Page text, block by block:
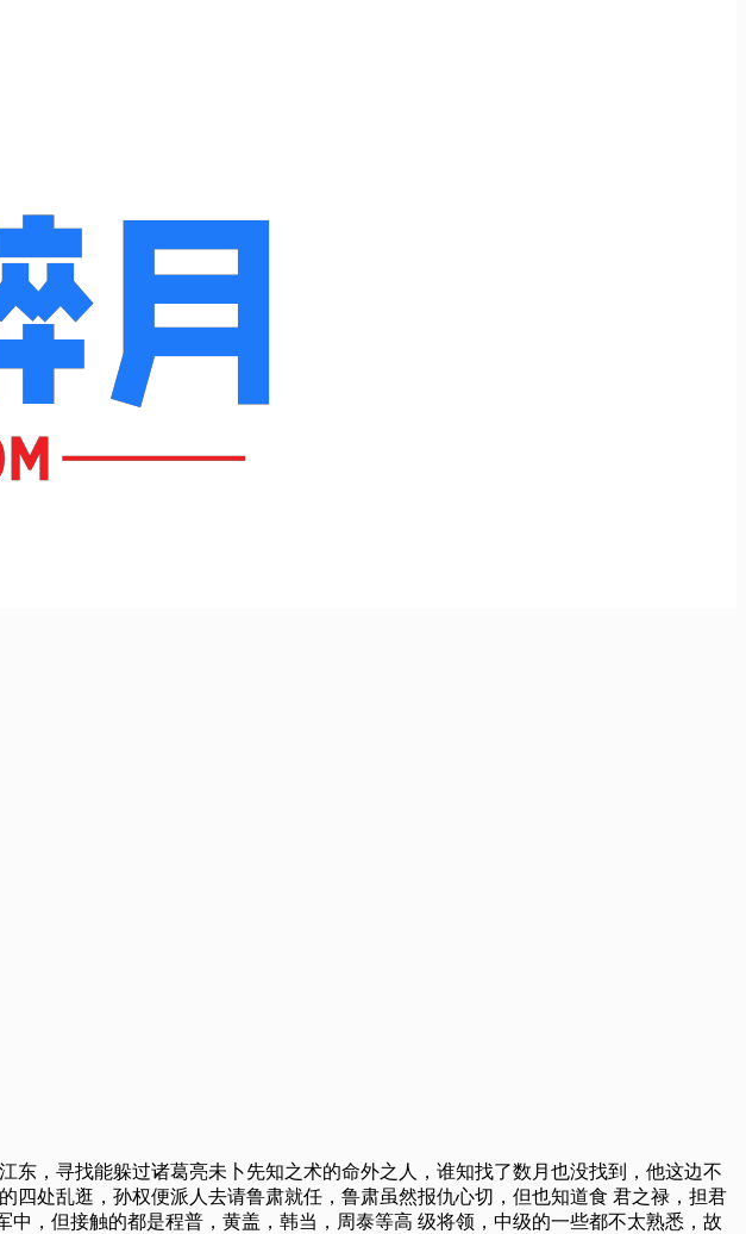
，寻找能躲过诸葛亮未卜先知之术的命外之人，谁知找了数月也没找到，他这边不
处乱逛，孙权便派人去请鲁肃就任，鲁肃虽然报仇心切，但也知道食 君之禄，担君
，但接触的都是程普，黄盖，韩当，周泰等高 级将领，中级的一些都不太熟悉，故